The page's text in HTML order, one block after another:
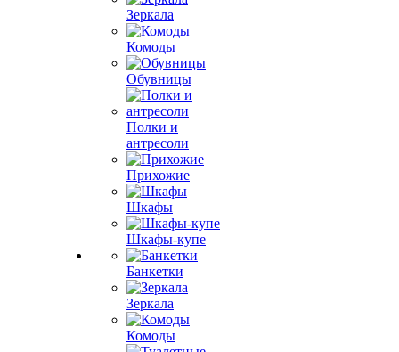
Зеркала
Комоды
Обувницы
Полки и
антресоли
Прихожие
Шкафы
Шкафы-купе
Банкетки
Зеркала
Комоды